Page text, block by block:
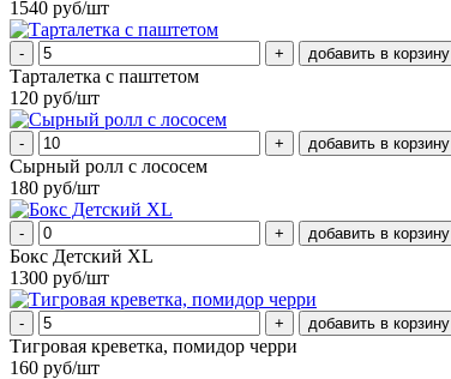
1540 руб/шт
- +
Тарталетка с паштетом
120 руб/шт
- +
Сырный ролл с лососем
180 руб/шт
- +
Бокс Детский XL
1300 руб/шт
- +
Тигровая креветка, помидор черри
160 руб/шт